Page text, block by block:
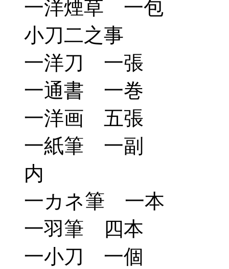
一洋煙草 一包
小刀二之事
一洋刀 一張
一通書 一巻
一洋画 五張
一紙筆 一副
内
一カネ筆 一本
一羽筆 四本
一小刀 一個